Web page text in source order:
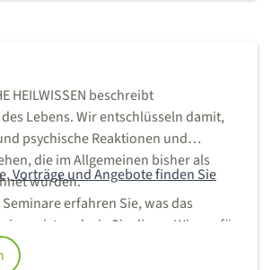
HEILWISSEN beschreibt
Lebens. Wir entschlüsseln damit,
psychische Reaktionen und
die im Allgemeinen bisher als
wurden.
erfahren Sie, was das
ist und wie Sie dieses Wissen für
und die Angst vor Krankheit
Vorträge und Angebote finden Sie